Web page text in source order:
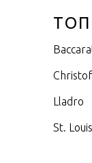
Lladro
St. Louis